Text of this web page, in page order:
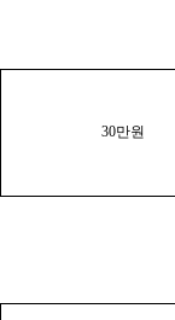
30만원